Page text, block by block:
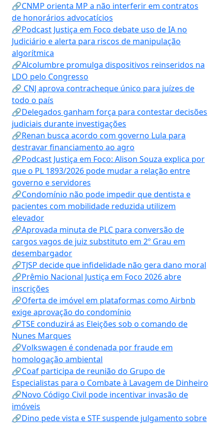
🔗CNMP orienta MP a não interferir em contratos
de honorários advocatícios
🔗Podcast Justiça em Foco debate uso de IA no
Judiciário e alerta para riscos de manipulação
algorítmica
🔗Alcolumbre promulga dispositivos reinseridos na
LDO pelo Congresso
🔗 CNJ aprova contracheque único para juízes de
todo o país
🔗Delegados ganham força para contestar decisões
judiciais durante investigações
🔗Renan busca acordo com governo Lula para
destravar financiamento ao agro
🔗Podcast Justiça em Foco: Alison Souza explica por
que o PL 1893/2026 pode mudar a relação entre
governo e servidores
🔗Condomínio não pode impedir que dentista e
pacientes com mobilidade reduzida utilizem
elevador
🔗Aprovada minuta de PLC para conversão de
cargos vagos de juiz substituto em 2º Grau em
desembargador
🔗TJSP decide que infidelidade não gera dano moral
🔗Prêmio Nacional Justiça em Foco 2026 abre
inscrições
🔗Oferta de imóvel em plataformas como Airbnb
exige aprovação do condomínio
🔗TSE conduzirá as Eleições sob o comando de
Nunes Marques
🔗Volkswagen é condenada por fraude em
homologação ambiental
🔗Coaf participa de reunião do Grupo de
Especialistas para o Combate à Lavagem de Dinheiro
🔗Novo Código Civil pode incentivar invasão de
imóveis
🔗Dino pede vista e STF suspende julgamento sobre